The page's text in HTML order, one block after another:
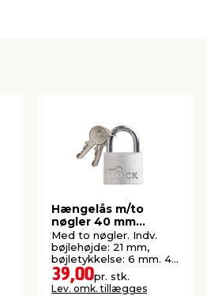
Hængelås m/to
nøgler 40 mm
aluminium
Med to nøgler. Indv.
bøjlehøjde: 21 mm,
bøjletykkelse: 6 mm. 4
stifter i låsecylinder.
39,00pr. stk.
Lev. omk. tillægges